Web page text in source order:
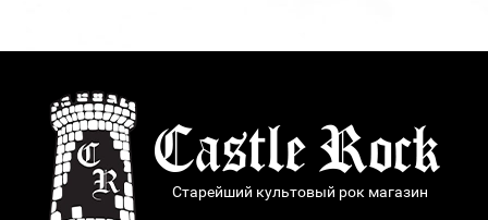
Старейший культовый рок магазин